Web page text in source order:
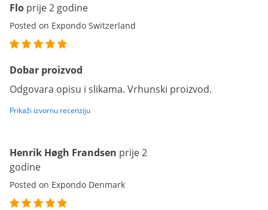
Flo prije 2 godine
Posted on Expondo Switzerland
Dobar proizvod
Odgovara opisu i slikama. Vrhunski proizvod.
Prikaži izvornu recenziju
Henrik Høgh Frandsen prije 2
godine
Posted on Expondo Denmark